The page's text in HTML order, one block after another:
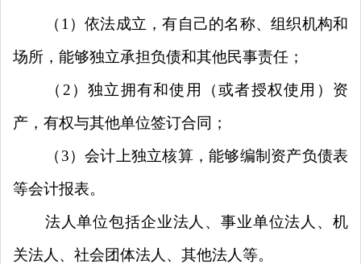
（ 1 ）依法成立，有自己的名称、组织机构和
场所，能够独立承担负债和其他民事责任；
（ 2 ）独立拥有和使用（或者授权使用）资
产，有权与其他单位签订合同；
（ 3）会计上独立核算，能够编制资产负债表
等会计报表。
法人单位包括企业法人、事业单位法人、机
关法人、社会团体法人、其他法人等。